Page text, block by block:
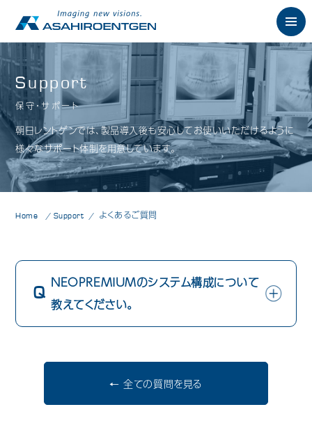
News お知らせ
Philosophy 朝日の想い
Product
歯科用X線製品
歯科用口腔内カメラ
歯科用CAD/CAM製品
3D外貌スキャナ製品
Support
保守・サポート
朝日レントゲンでは、製品導入後も安心してお使いいただけるように
様々なサポート体制を用意しています。
Home Support よくあるご質問
NEOPREMIUMのシステム構成について
教えてください。
← 全ての質問を見る